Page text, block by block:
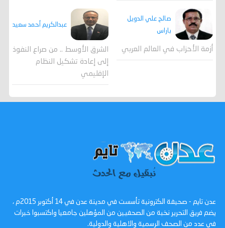
صالح علي الدويل
باراس
أزمة الأحزاب في العالم العربي
عبدالكريم أحمد سعيد
الشرق الأوسط .. من صراع النفوذ
إلى إعادة تشكيل النظام
الإقليمي
عدن تايم - صحيفة الكترونية تأسست في مدينة عدن في 14 أكتوبر 2015م ،
يضم فريق التحرير نخبة من الصحفيين من المؤهلين جامعيا واكتسبوا خبرات
في عدد من الصحف الرسمية والاهلية والدولية.